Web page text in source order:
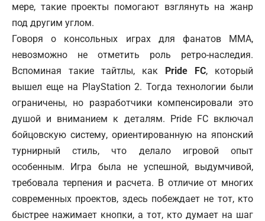
мере, такие проекты помогают взглянуть на жанр
под другим углом.
Говоря о консольных играх для фанатов ММА,
невозможно не отметить роль ретро-наследия.
Вспоминая такие тайтлы, как Pride FC, который
вышел еще на PlayStation 2. Тогда технологии были
ограничены, но разработчики компенсировали это
душой и вниманием к деталям. Pride FC включал
бойцовскую систему, ориентированную на японский
турнирный стиль, что делало игровой опыт
особенным. Игра была не успешной, выдумчивой,
требовала терпения и расчета. В отличие от многих
современных проектов, здесь побеждает не тот, кто
быстрее нажимает кнопки, а тот, кто думает на шаг